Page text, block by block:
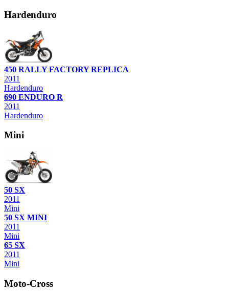
Hardenduro
450 RALLY FACTORY REPLICA
2011
Hardenduro
690 ENDURO R
2011
Hardenduro
Mini
50 SX
2011
Mini
50 SX MINI
2011
Mini
65 SX
2011
Mini
Moto-Cross